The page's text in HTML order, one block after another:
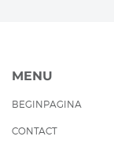
MENU
BEGINPAGINA
CONTACT